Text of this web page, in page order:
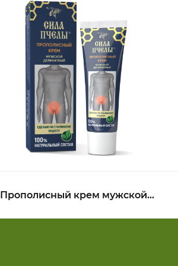
Прополисный крем мужской